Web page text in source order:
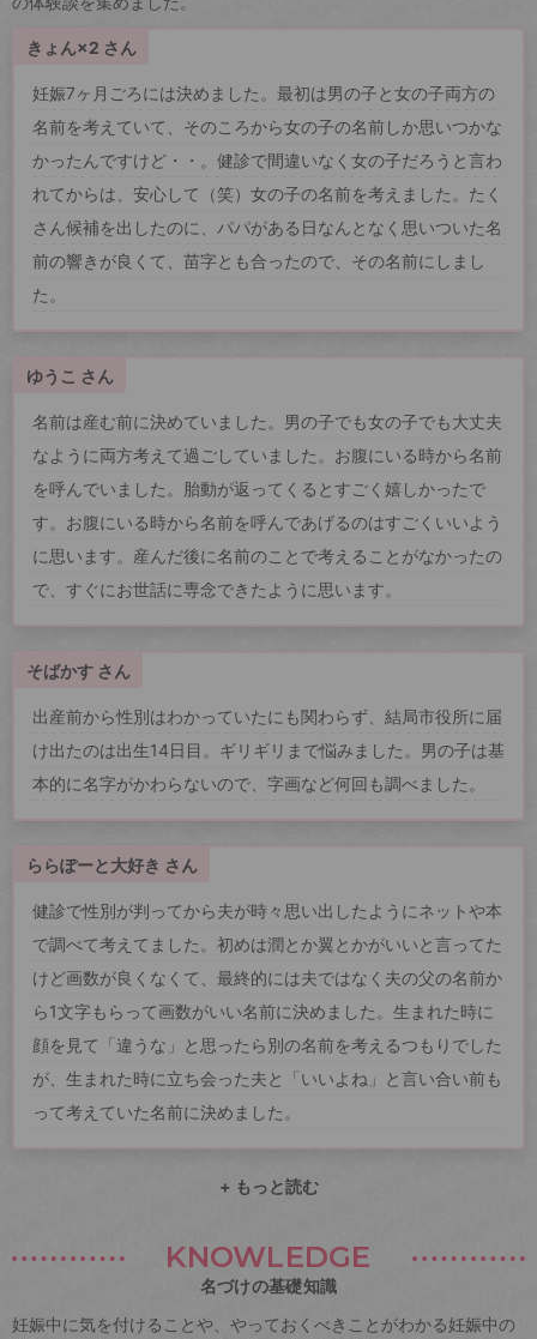
きょん×2 さん
妊娠7ヶ月ごろには決めました。最初は男の子と女の子両方の
名前を考えていて、そのころから女の子の名前しか思いつかな
かったんですけど・・。健診で間違いなく女の子だろうと言わ
れてからは、安心して（笑）女の子の名前を考えました。たく
さん候補を出したのに、パパがある日なんとなく思いついた名
前の響きが良くて、苗字とも合ったので、その名前にしまし
た。
ゆうこ さん
名前は産む前に決めていました。男の子でも女の子でも大丈夫
なように両方考えて過ごしていました。お腹にいる時から名前
を呼んでいました。胎動が返ってくるとすごく嬉しかったで
す。お腹にいる時から名前を呼んであげるのはすごくいいよう
に思います。産んだ後に名前のことで考えることがなかったの
で、すぐにお世話に専念できたように思います。
そばかす さん
出産前から性別はわかっていたにも関わらず、結局市役所に届
け出たのは出生14日目。ギリギリまで悩みました。男の子は基
本的に名字がかわらないので、字画など何回も調べました。
ららぽーと大好き さん
健診で性別が判ってから夫が時々思い出したようにネットや本
で調べて考えてました。初めは潤とか翼とかがいいと言ってた
けど画数が良くなくて、最終的には夫ではなく夫の父の名前か
ら1文字もらって画数がいい名前に決めました。生まれた時に
顔を見て「違うな」と思ったら別の名前を考えるつもりでした
が、生まれた時に立ち会った夫と「いいよね」と言い合い前も
って考えていた名前に決めました。
+ もっと読む
KNOWLEDGE
名づけの基礎知識
妊娠中に気を付けることや、やっておくべきことがわかる妊娠中の